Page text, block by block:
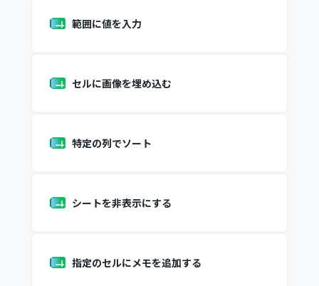
範囲に値を入力
セルに画像を埋め込む
特定の列でソート
シートを非表示にする
指定のセルにメモを追加する